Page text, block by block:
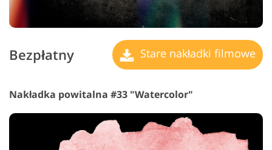
Bezpłatny Stare nakładki filmowe
Nakładka powitalna #33 "Watercolor"